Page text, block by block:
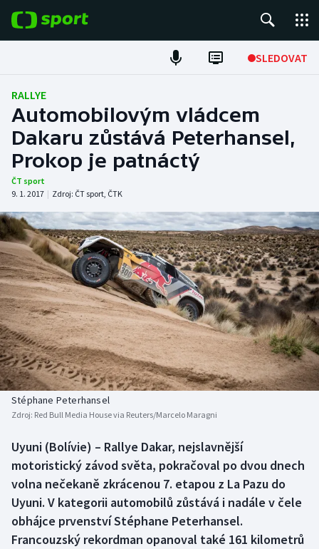
SLEDOVAT
Fotbal
Hokej
Tenis
Atletika
Cyklistika
DALŠÍ SPORTY
Americký fotbal
Baseball a softbal
Basketbal
Biatlon
Box
Curling
Dostihy
NEPŘEHLÉDNĚTE
Soutěže
Historické návraty
Aplikace ČT sport
RALLYE
Automobilovým vládcem
Dakaru zůstává Peterhansel,
Prokop je patnáctý
ČT sport
9. 1. 2017 | Zdroj: ČT sport, ČTK
Stéphane Peterhansel
Zdroj: Red Bull Media House via Reuters/Marcelo Maragni
Uyuni (Bolívie) – Rallye Dakar, nejslavnější
motoristický závod světa, pokračoval po dvou dnech
volna nečekaně zkrácenou 7. etapou z La Pazu do
Uyuni. V kategorii automobilů zůstává i nadále v čele
obhájce prvenství Stéphane Peterhansel.
Francouzský rekordman opanoval také 161 kilometrů